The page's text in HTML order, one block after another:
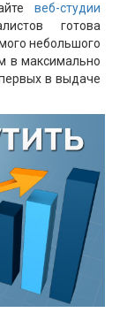
веб-студии
готова
небольшого
в максимально
в выдаче